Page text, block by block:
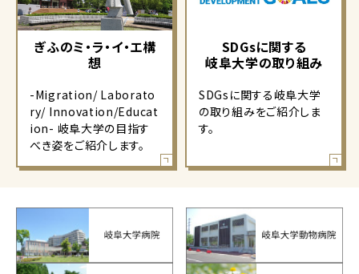
ぎふのミ・ラ・イ・エ構
想
-Migration/ Laborato
ry/ Innovation/Educat
ion- 岐阜大学の目指す
べき姿をご紹介します。
SDGsに関する
岐阜大学の取り組み
SDGsに関する岐阜大学
の取り組みをご紹介しま
す。